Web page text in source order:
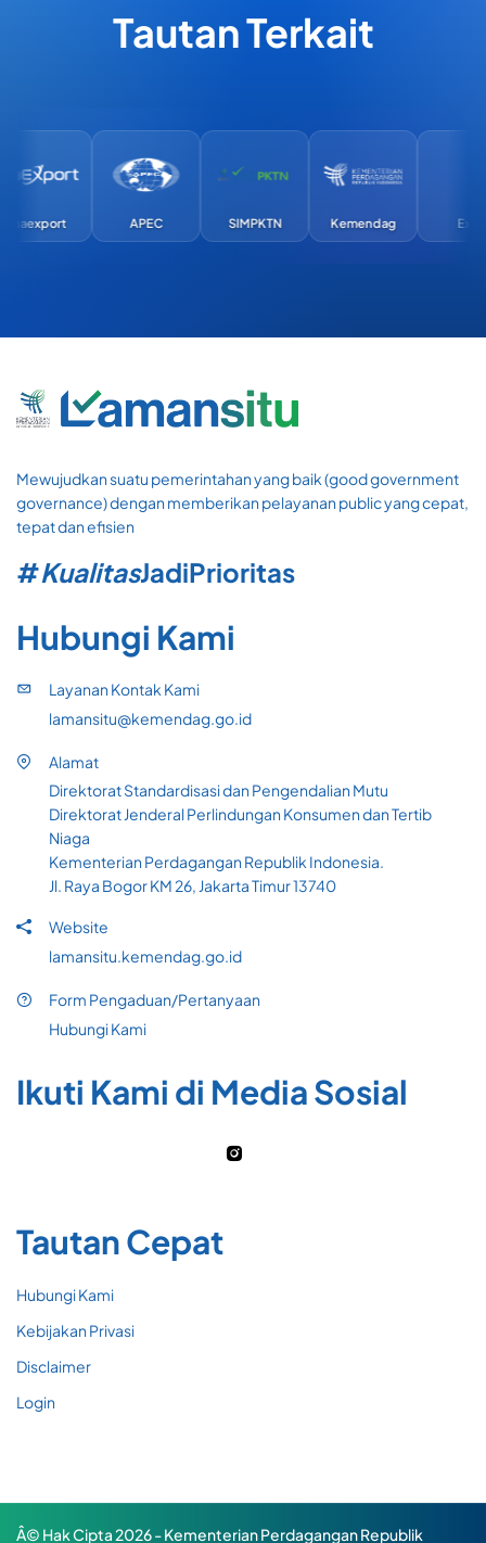
Tautan Terkait
APEC SIMPKTN Kemendag
Mewujudkan suatu pemerintahan yang baik (good government
governance) dengan memberikan pelayanan public yang cepat,
tepat dan efisien
#KualitasJadiPrioritas
Hubungi Kami
Layanan Kontak Kami
lamansitu@kemendag.go.id
Alamat
Direktorat Standardisasi dan Pengendalian Mutu
Direktorat Jenderal Perlindungan Konsumen dan Tertib
Niaga
Kementerian Perdagangan Republik Indonesia.
Jl. Raya Bogor KM 26, Jakarta Timur 13740
Website
lamansitu.kemendag.go.id
Form Pengaduan/Pertanyaan
Hubungi Kami
Ikuti Kami di Media Sosial
Tautan Cepat
Hubungi Kami
Kebijakan Privasi
Disclaimer
Login
Â© Hak Cipta 2026 - Kementerian Perdagangan Republik